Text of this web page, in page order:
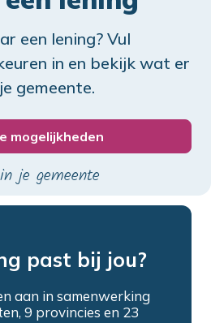
een lening? Vul
in en bekijk wat er
gemeente.
mogelijkheden
je gemeente